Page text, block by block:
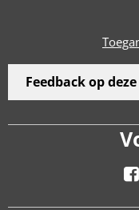
Feedback op